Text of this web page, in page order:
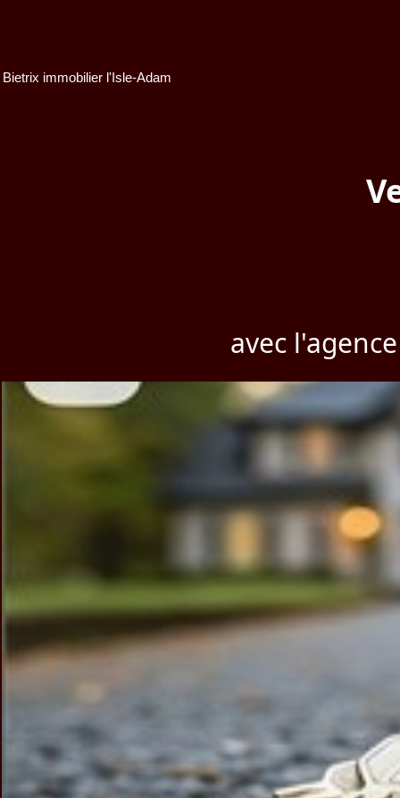
Bietrix immobilier l'Isle-Adam
avec